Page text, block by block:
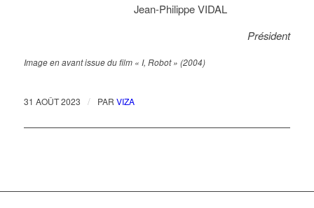
Jean-Philippe VIDAL
Président
Image en avant issue du film « I, Robot » (2004)
31 AOÛT 2023 / PAR VIZA